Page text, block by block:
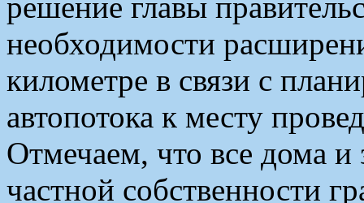
решение главы
необходимости
километре в связи с
автопотока к месту
Отмечаем, что все дома и
частной собственности